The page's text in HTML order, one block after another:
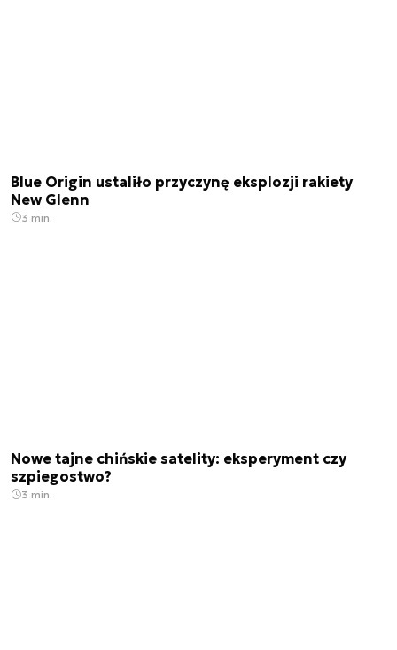
Blue Origin ustaliło przyczynę eksplozji rakiety
New Glenn
3 min.
Nowe tajne chińskie satelity: eksperyment czy
szpiegostwo?
3 min.